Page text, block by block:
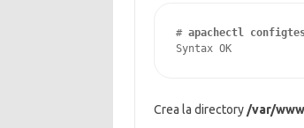
# apachectl
Syntax OK
Crea la directory /var/